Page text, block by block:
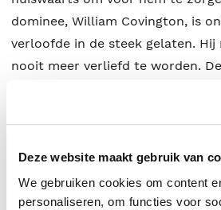
Deze website maakt gebruik van
We gebruiken cookies om content
personaliseren, om functies voor
dominee, William Covington, is
verloofde in de steek gelaten.
nooit meer verliefd te worden.
hem veel liever wél met een
gaan, en Betsy lijkt de perfecte
Wanda Brunstetter .